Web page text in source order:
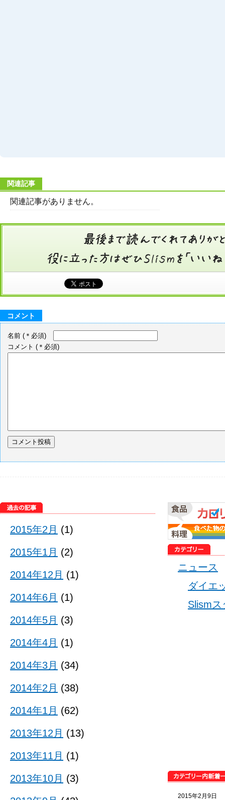
関連記事
関連記事がありません。
コメント
名前 (＊必須)
コメント (＊必須)
ニュース
ダイエ
Slism
2015年2月9日
2015年2月 (1)
2015年1月 (2)
2014年12月 (1)
2014年6月 (1)
2014年5月 (3)
2014年4月 (1)
2014年3月 (34)
2014年2月 (38)
2014年1月 (62)
2013年12月 (13)
2013年11月 (1)
2013年10月 (3)